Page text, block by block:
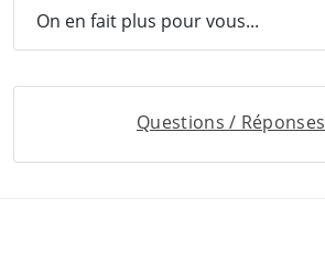
On en fait plus pour vous...
Questions / Réponses